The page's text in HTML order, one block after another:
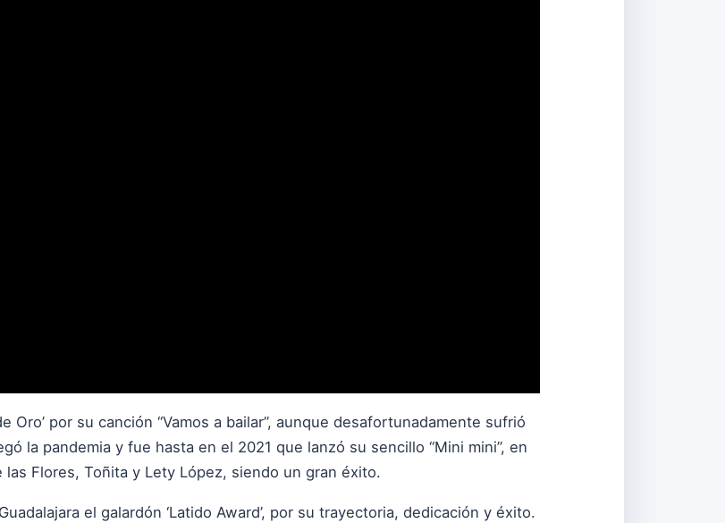
Oro’ por su canción “Vamos a bailar”, aunque desafortunadamente sufrió
la pandemia y fue hasta en el 2021 que lanzó su sencillo “Mini mini”, en
Flores, Toñita y Lety López, siendo un gran éxito.
el galardón ‘Latido Award’, por su trayectoria, dedicación y éxito.